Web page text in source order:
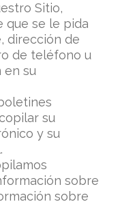
Sitio,
que se le pida
dirección de
de teléfono u
en su
su
y su
sobre
sobre